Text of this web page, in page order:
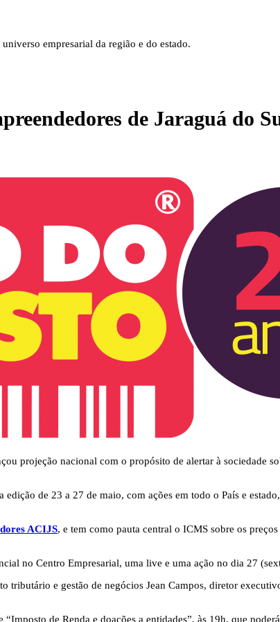
empresarial da região e do estado.
de Jaraguá do
projeção nacional com o propósito de alertar à sociedade
de 23 a 27 de maio, com ações em todo o País e
ACIJS, e tem como pauta central o ICMS sobre os
no Centro Empresarial, uma live e uma ação no dia 27
tributário e gestão de negócios Jean Campos, diretor
de Renda e doações a entidades”, às 19h, que